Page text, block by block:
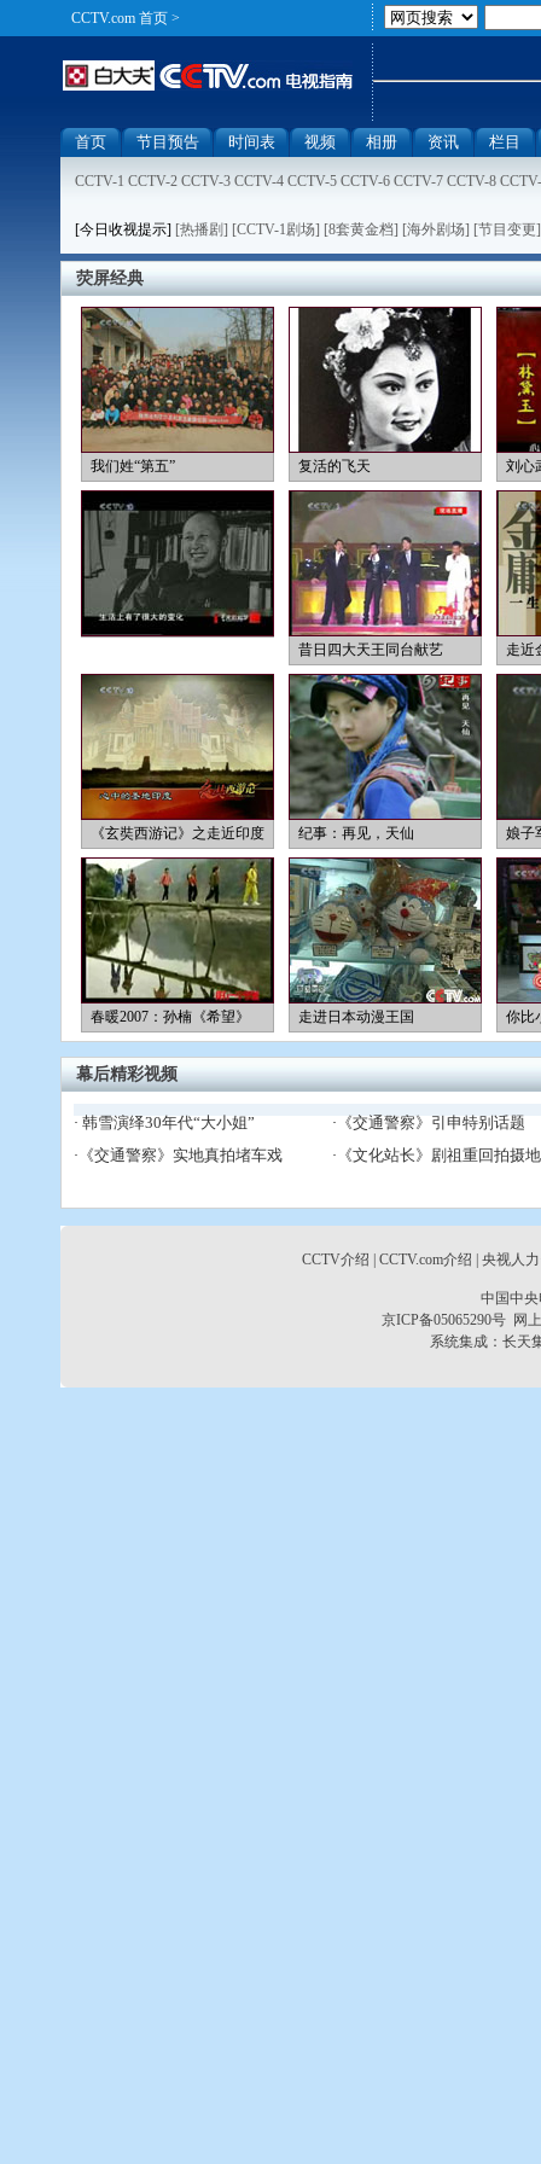
CCTV.com 首页 >
首页 节目预告 时间表 视频 相册 资讯 栏目
CCTV-1 CCTV-2 CCTV-3 CCTV-4 CCTV-5 CCTV-6 CCTV-7 CCTV-8
[今日收视提示] [热播剧] [CCTV-1剧场] [8套黄金档] [海外剧场] [节目变更]
荧屏经典
我们姓“第五” 复活的飞天 刘心
昔日四大天王同台献艺 走近
《玄奘西游记》之走近印度 纪事：再见，天仙 娘子
春暖2007：孙楠《希望》 走进日本动漫王国 你比
幕后精彩视频
· 韩雪演绎30年代“大小姐” · 《交通警察》引申特别话题
· 《交通警察》实地真拍堵车戏 · 《文化站长》剧祖重回拍摄地
CCTV介绍 CCTV.com介绍 央视人
中国中
京ICP备05065290号 网
系统集成： 长天